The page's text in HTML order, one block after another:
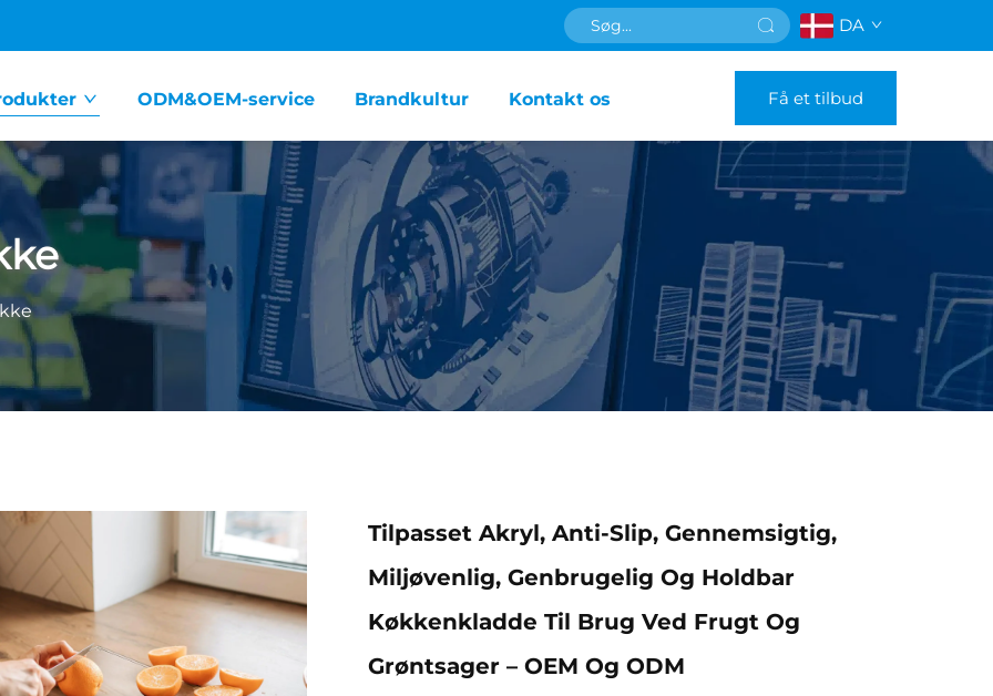
DA
ODM&OEM-service Brandkultur Kontakt os Få et tilbud
Tilpasset Akryl, Anti-Slip, Gennemsigtig,
Miljøvenlig, Genbrugelig Og Holdbar
Køkkenkladde Til Brug Ved Frugt Og
Grøntsager – OEM Og ODM